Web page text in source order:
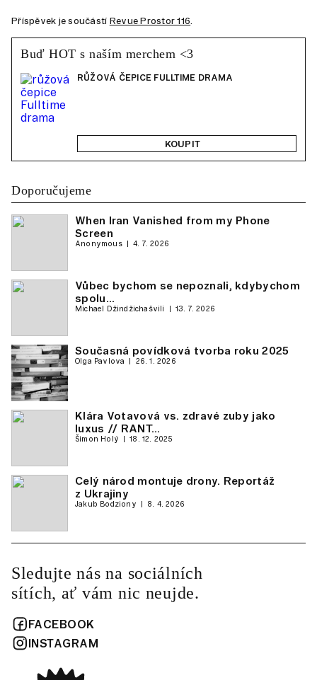
Příspěvek je součástí Revue Prostor 116
Buď HOT s naším merchem <3
RŮŽOVÁ ČEPICE FULLTIME DRAMA
KOUPIT
Doporučujeme
When Iran Vanished from my Phone
Screen
Anonymous 4. 7. 2026
Vůbec bychom se nepoznali, kdybychom
spolu…
Michael Džindžichašvili 13. 7. 2026
Současná povídková tvorba roku 2025
Olga Pavlova 26. 1. 2026
Klára Votavová vs. zdravé zuby jako
luxus // RANT…
Šimon Holý 18. 12. 2025
Celý národ montuje drony. Reportáž
z Ukrajiny
Jakub Bodziony 8. 4. 2026
Sledujte nás na sociálních
sítích, ať vám nic neujde.
FACEBOOK
INSTAGRAM